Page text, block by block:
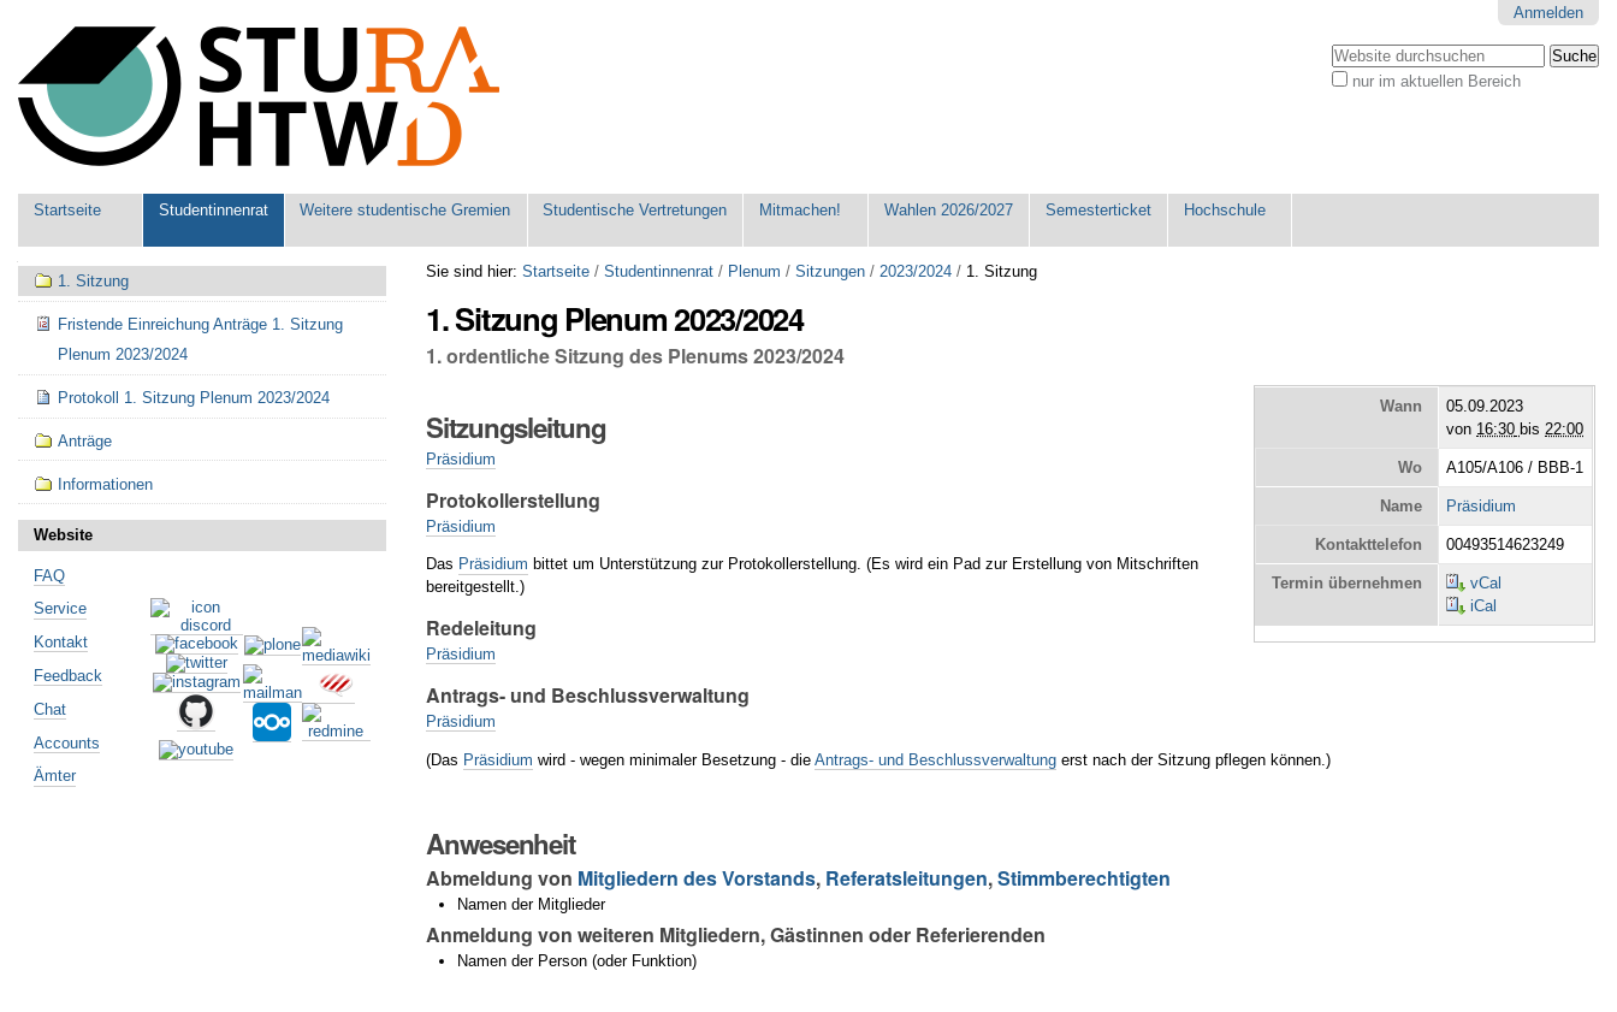
Werkzeuge
Anmelden
Website durchsuchen
nur im aktuellen Bereich
Sektionen
Startseite Studentinnenrat Weitere studentische Gremien Studentische Vertretungen Mitmachen! Wahlen 2026/2027 Semesterticket Hochschule
Sie sind hier: Startseite /Studentinnenrat / Plenum /Sitzungen /2023/2024 / 1. Sitzung
1. Sitzung Plenum 2023/2024
1. ordentliche Sitzung des Plenums 2023/2024
Wann
05.09.2023
von 16:30 bis 22:00
Wo A105/A106 / BBB-1
Name Präsidium
Kontakttelefon 00493514623249
Termin übernehmen
vCal
iCal
Sitzungsleitung
Präsidium
Protokollerstellung
Präsidium
Das Präsidium bittet um Unterstützung zur Protokollerstellung. (Es wird ein Pad zur Erstellung von Mitschriften
bereitgestellt.)
Redeleitung
Präsidium
Antrags- und Beschlussverwaltung
Präsidium
(Das Präsidium wird - wegen minimaler Besetzung - dieAntrags- und Beschlussverwaltung erst nach der Sitzung pflegen können.)
Anwesenheit
Abmeldung von Mitgliedern des Vorstands, Referatsleitungen,Stimmberechtigten
Namen der Mitglieder
Anmeldung von weiteren Mitgliedern, Gästinnen oder Referierenden
Namen der Person (oder Funktion)
Navigation
1. Sitzung
Fristende Einreichung Anträge 1. Sitzung
Plenum 2023/2024
Protokoll 1. Sitzung Plenum 2023/2024
Anträge
Informationen
Website
FAQ
Service
Kontakt
Feedback
Chat
Accounts
Ämter